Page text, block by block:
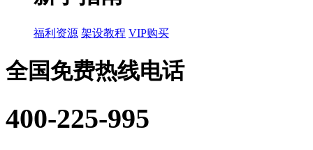
福利资源 架设教程 VIP购买
全国免费热线电话
400-225-995